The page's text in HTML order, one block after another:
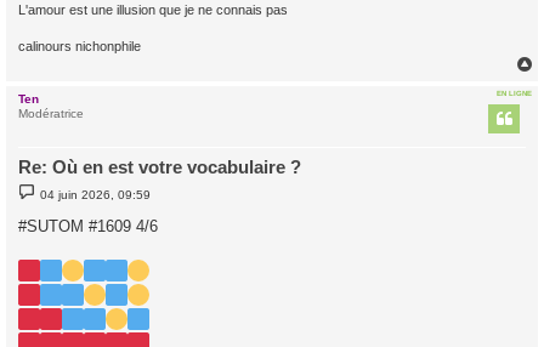
L'amour est une illusion que je ne connais pas
calinours nichonphile
EN LIGNE
Ten
Modératrice
Re: Où en est votre vocabulaire ?
M
e
s
s
g
e
04 juin 2026, 09:59
#SUTOM #1609 4/6